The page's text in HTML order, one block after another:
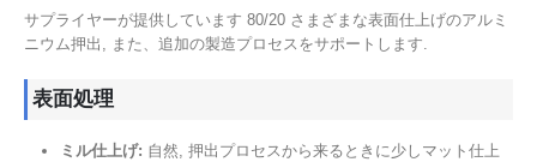
サプライヤーが提供しています 80/20 さまざまな表面仕上げのアルミ
ニウム押出, また、追加の製造プロセスをサポートします.
表面処理
ミル仕上げ: 自然, 押出プロセスから来るときに少しマット仕上